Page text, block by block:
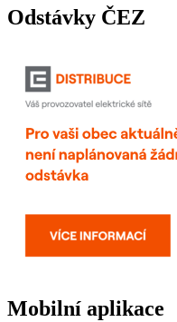
Odstávky ČEZ
Mobilní aplikace